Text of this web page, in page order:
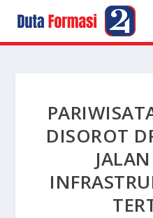
DISOROT